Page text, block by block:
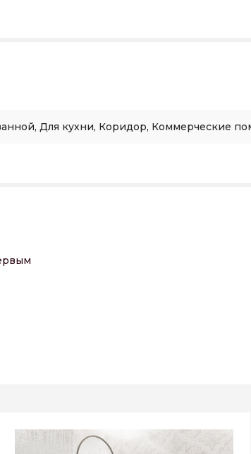
Для кухни, Коридор, Коммерческие